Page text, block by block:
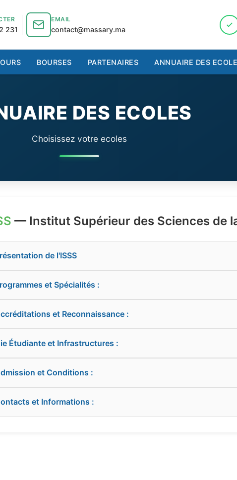
231
EMAIL
contact@massary.ma
BOURSES PARTENAIRES ANNUAIRE DES
DES ECOLES
Choisissez votre ecoles
— Institut Supérieur des Sciences de
de l'ISSS
et Spécialités :
et Reconnaissance :
Étudiante et Infrastructures :
et Conditions :
et Informations :